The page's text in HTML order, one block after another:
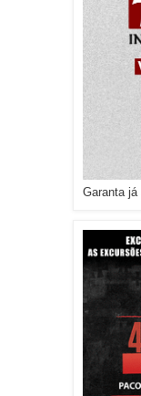
Garanta